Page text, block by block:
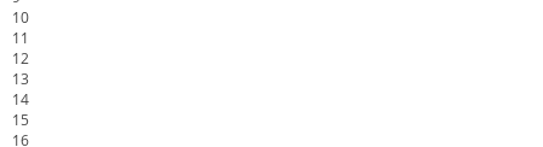
10
11
12
13
14
15
16